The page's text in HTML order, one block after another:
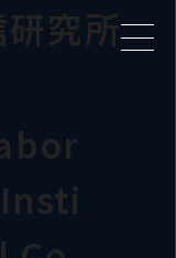
究所